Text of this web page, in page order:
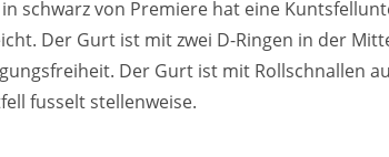
schwarz von Premiere hat eine
Der Gurt ist mit zwei D-Ringen in der
Der Gurt ist mit Rollschnallen
fusselt stellenweise.